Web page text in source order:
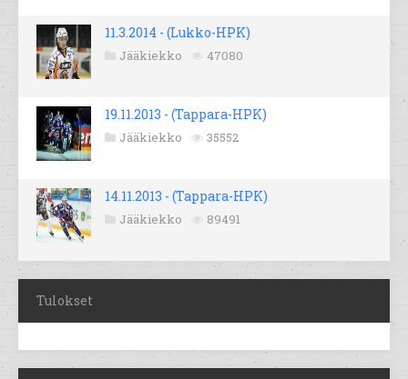
11.3.2014 - (Lukko-HPK)
Jääkiekko 47080
19.11.2013 - (Tappara-HPK)
Jääkiekko 35552
14.11.2013 - (Tappara-HPK)
Jääkiekko 89491
Tulokset